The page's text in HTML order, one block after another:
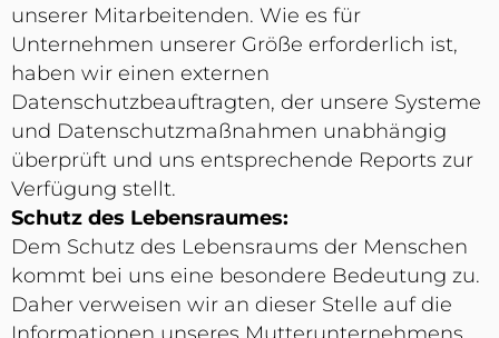
unserer Mitarbeitenden. Wie es für
Unternehmen unserer Größe erforderlich ist,
haben wir einen externen
Datenschutzbeauftragten, der unsere Systeme
und Datenschutzmaßnahmen unabhängig
überprüft und uns entsprechende Reports zur
Verfügung stellt.
Schutz des Lebensraumes:
Dem Schutz des Lebensraums der Menschen
kommt bei uns eine besondere Bedeutung zu.
Daher verweisen wir an dieser Stelle auf die